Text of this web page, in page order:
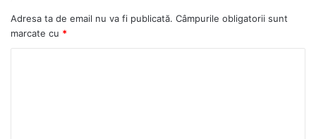
Adresa ta de email nu va fi publicată. Câmpurile obligatorii sunt
marcate cu *